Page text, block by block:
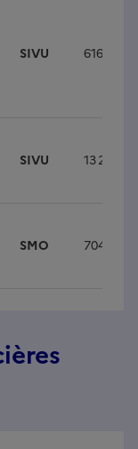
SIVU 616 217
SIVU 13 245
SMO 704 128